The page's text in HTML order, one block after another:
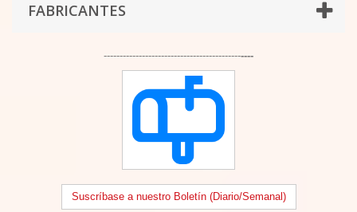
FABRICANTES
-----------------------------------------------
Suscríbase a nuestro Boletín (Diario/Semanal)